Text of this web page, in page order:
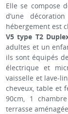
Elle se compose
d’une
hébergement est
V5 type T2
adultes et un
ils sont équipés
électrique et
vaisselle et lave-
cheveux, table et
90cm, 1
terrasse